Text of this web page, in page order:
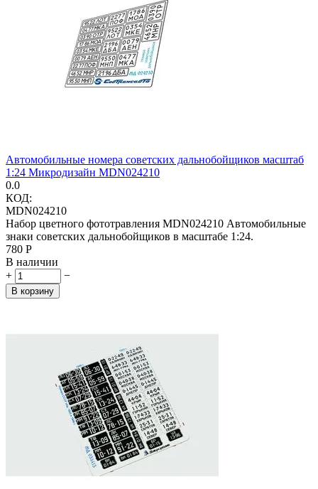
Автомобильные номера советских дальнобойщиков масштаб
1:24 Микродизайн MDN024210
0.0
КОД:
MDN024210
Набор цветного фототравления MDN024210 Автомобильные
знаки советских дальнобойщиков в масштабе 1:24.
‍780‍ Р
В наличии
+
−
В корзину